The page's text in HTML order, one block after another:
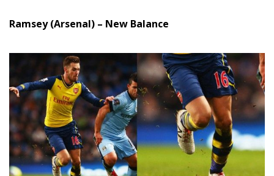
Ramsey (Arsenal) – New Balance